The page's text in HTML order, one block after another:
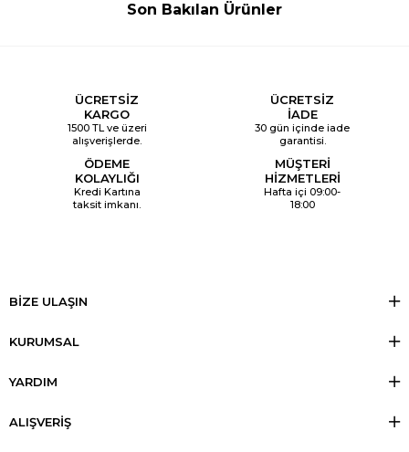
Son Bakılan Ürünler
ÜCRETSİZ
KARGO
1500 TL ve üzeri
alışverişlerde.
ÜCRETSİZ
İADE
30 gün içinde iade
garantisi.
ÖDEME
KOLAYLIĞI
Kredi Kartına
taksit imkanı.
MÜŞTERİ
HİZMETLERİ
Hafta içi 09:00-
18:00
BİZE ULAŞIN
KURUMSAL
YARDIM
ALIŞVERİŞ